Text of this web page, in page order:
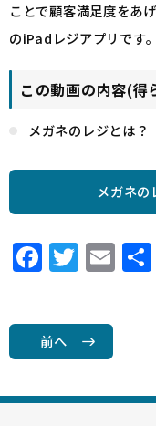
ことで顧客満足度をあ
のiPadレジアプリです。
この動画の内容(得
メガネのレジとは？
メガネの
F
a
c
e
b
o
T
w
it
t
e
r
E
m
前へ